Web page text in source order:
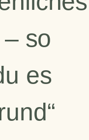
so
es